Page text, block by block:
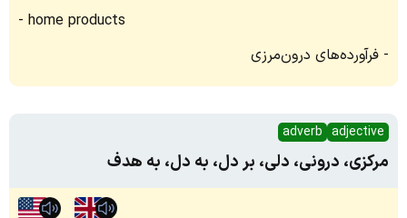
home products
فرآورده‌های درون‌مرزی
adjective
adverb
مرکزی، درونی، دلی، بر دل، به دل، به هدف